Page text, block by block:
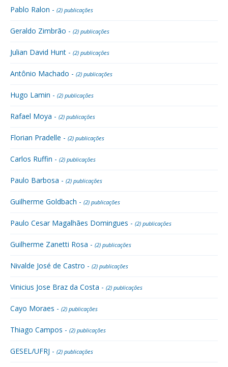
Pablo Ralon - (2) publicações
Geraldo Zimbrão - (2) publicações
Julian David Hunt - (2) publicações
Antônio Machado - (2) publicações
Hugo Lamin - (2) publicações
Rafael Moya - (2) publicações
Florian Pradelle - (2) publicações
Carlos Ruffin - (2) publicações
Paulo Barbosa - (2) publicações
Guilherme Goldbach - (2) publicações
Paulo Cesar Magalhães Domingues - (2) publicações
Guilherme Zanetti Rosa - (2) publicações
Nivalde José de Castro - (2) publicações
Vinicius Jose Braz da Costa - (2) publicações
Cayo Moraes - (2) publicações
Thiago Campos - (2) publicações
GESEL/UFRJ - (2) publicações